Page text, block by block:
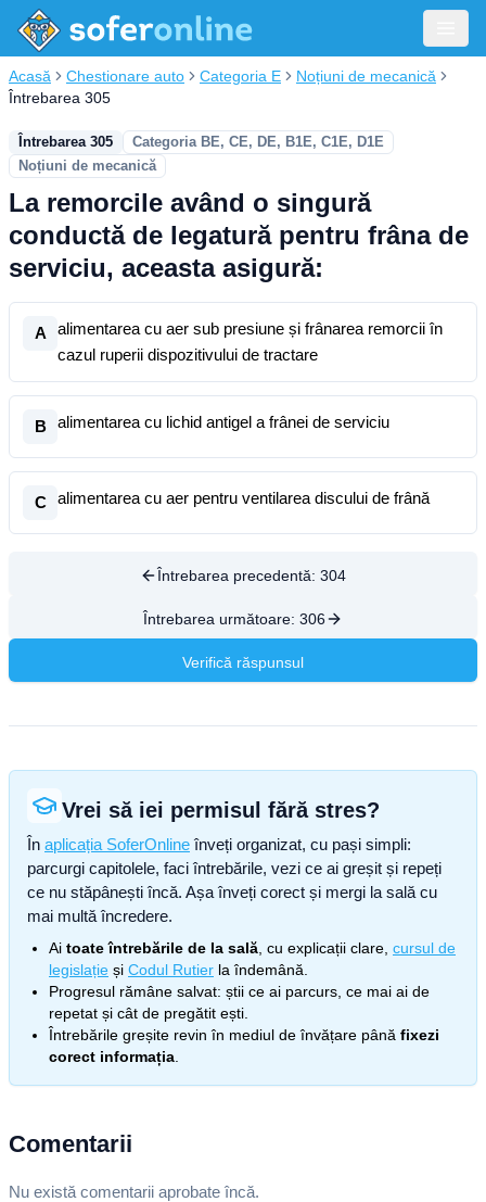
Acasă Chestionare auto Categoria E
Noțiuni de mecanică
Întrebarea 305
Întrebarea 305
Categoria BE, CE, DE, B1E, C1E, D1E
Noțiuni de mecanică
La remorcile având o singură
conductă de legatură pentru frâna de
serviciu, aceasta asigură:
A
alimentarea cu aer sub presiune și frânarea remorcii în
cazul ruperii dispozitivului de tractare
B alimentarea cu lichid antigel a frânei de serviciu
C alimentarea cu aer pentru ventilarea discului de frână
Întrebarea precedentă: 304
Întrebarea următoare: 306
Verifică răspunsul
Vrei să iei permisul fără stres?
În aplicația SoferOnline înveți organizat, cu pași simpli:
parcurgi capitolele, faci întrebările, vezi ce ai greșit și repeți
ce nu stăpânești încă. Așa înveți corect și mergi la sală cu
mai multă încredere.
Ai toate întrebările de la sală , cu explicații clare, cursul de
legislație și Codul Rutier la îndemână.
Progresul rămâne salvat: știi ce ai parcurs, ce mai ai de
repetat și cât de pregătit ești.
Întrebările greșite revin în mediul de învățare până fixezi
corect informația
Comentarii
Nu există comentarii aprobate încă.